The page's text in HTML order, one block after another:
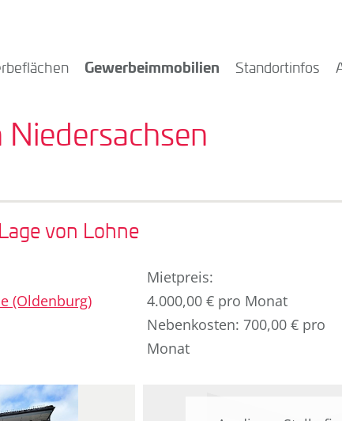
Gewerbeimmobilien Standortinfos
von Lohne
(Oldenburg)
Miet­preis:
4.000,00 € pro Monat
Nebenkosten: 700,00 € pro
Monat